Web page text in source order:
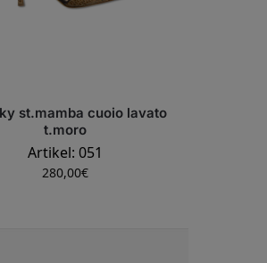
st.mamba cuoio lavato
t.moro
Artikel: 051
280,00€